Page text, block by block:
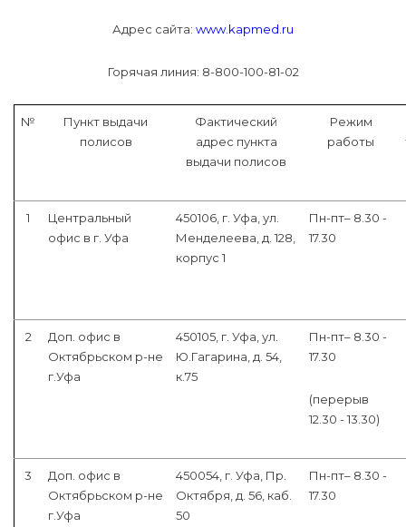
Адрес сайта: www.kapmed.ru
Горячая линия: 8-800-100-81-02
№
Пункт выдачи
полисов
Фактический
адрес пункта
выдачи полисов
Режим
работы
1
Центральный
офис в г. Уфа
450106, г. Уфа, ул.
Менделеева, д. 128,
корпус 1
Пн-пт– 8.30 -
17.30
2
Доп. офис в
Октябрьском р-не
г.Уфа
450105, г. Уфа, ул.
Ю.Гагарина, д. 54,
к.75
Пн-пт– 8.30 -
17.30
(перерыв
12.30 - 13.30)
3
Доп. офис в
Октябрьском р-не
г.Уфа
450054, г. Уфа, Пр.
Октября, д. 56, каб.
50
Пн-пт– 8.30 -
17.30